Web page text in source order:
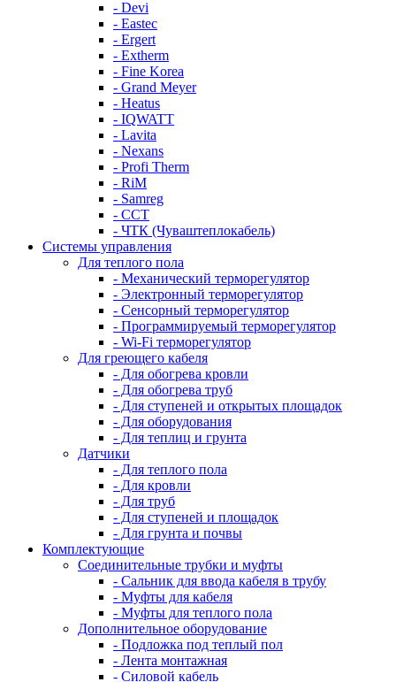
- Devi
- Eastec
- Ergert
- Extherm
- Fine Korea
- Grand Meyer
- Heatus
- IQWATT
- Lavita
- Nexans
- Profi Therm
- RiM
- Samreg
- ССТ
- ЧТК (Чуваштеплокабель)
Системы управления
Для теплого пола
- Механический терморегулятор
- Электронный терморегулятор
- Сенсорный терморегулятор
- Программируемый терморегулятор
- Wi-Fi терморегулятор
Для греющего кабеля
- Для обогрева кровли
- Для обогрева труб
- Для ступеней и открытых площадок
- Для оборудования
- Для теплиц и грунта
Датчики
- Для теплого пола
- Для кровли
- Для труб
- Для ступеней и площадок
- Для грунта и почвы
Комплектующие
Соединительные трубки и муфты
- Сальник для ввода кабеля в трубу
- Муфты для кабеля
- Муфты для теплого пола
Дополнительное оборудование
- Подложка под теплый пол
- Лента монтажная
- Силовой кабель